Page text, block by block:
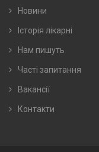
Новини
Історія лікарні
Нам пишуть
Часті запитання
Вакансії
Контакти